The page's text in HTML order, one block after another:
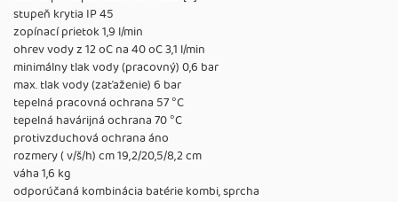
stupeň krytia IP 45
zopínací prietok 1,9 l/min
ohrev vody z 12 oC na 40 oC 3,1 l/min
minimálny tlak vody (pracovný) 0,6 bar
max. tlak vody (zaťaženie) 6 bar
tepelná pracovná ochrana 57 °C
tepelná havárijná ochrana 70 °C
protivzduchová ochrana áno
rozmery ( v/š/h) cm 19,2/20,5/8,2 cm
váha 1,6 kg
odporúčaná kombinácia batérie kombi, sprcha